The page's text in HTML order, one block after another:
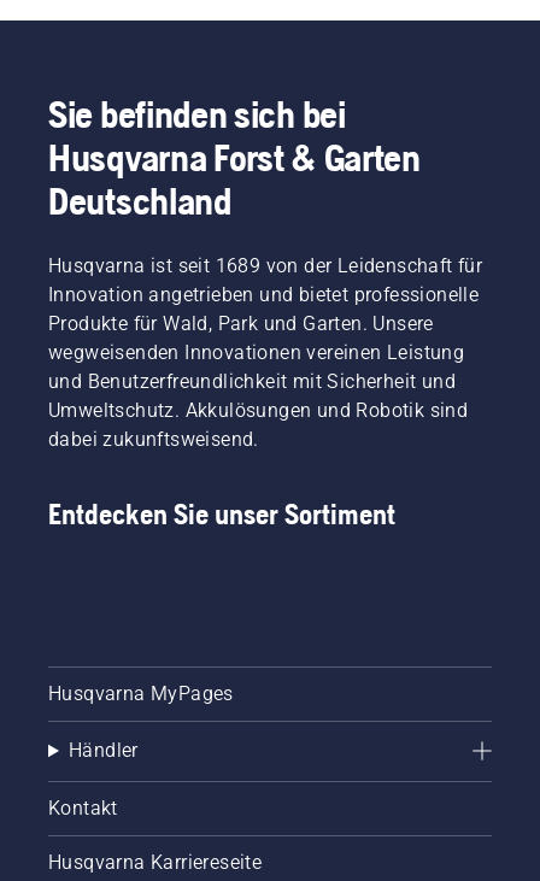
Sie befinden sich bei
Husqvarna Forst & Garten
Deutschland
Husqvarna ist seit 1689 von der Leidenschaft für
Innovation angetrieben und bietet professionelle
Produkte für Wald, Park und Garten. Unsere
wegweisenden Innovationen vereinen Leistung
und Benutzerfreundlichkeit mit Sicherheit und
Umweltschutz. Akkulösungen und Robotik sind
dabei zukunftsweisend.
Entdecken Sie unser Sortiment
Husqvarna MyPages
Händler
Kontakt
Husqvarna Karriereseite